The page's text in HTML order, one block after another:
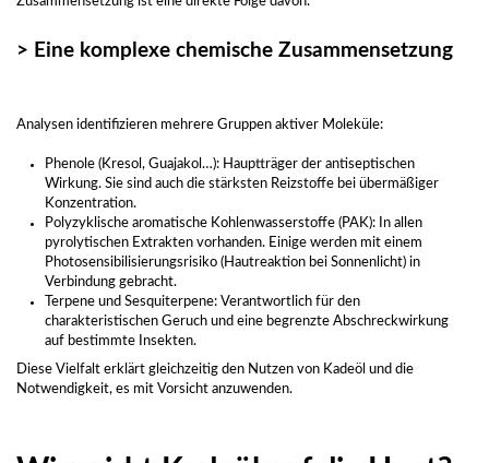
> Eine komplexe chemische Zusammensetzung
Analysen identifizieren mehrere Gruppen aktiver Moleküle:
Phenole (Kresol, Guajakol…): Hauptträger der antiseptischen
Wirkung. Sie sind auch die stärksten Reizstoffe bei übermäßiger
Konzentration.
Polyzyklische aromatische Kohlenwasserstoffe (PAK): In allen
pyrolytischen Extrakten vorhanden. Einige werden mit einem
Photosensibilisierungsrisiko (Hautreaktion bei Sonnenlicht) in
Verbindung gebracht.
Terpene und Sesquiterpene: Verantwortlich für den
charakteristischen Geruch und eine begrenzte Abschreckwirkung
auf bestimmte Insekten.
Diese Vielfalt erklärt gleichzeitig den Nutzen von Kadeöl und die
Notwendigkeit, es mit Vorsicht anzuwenden.